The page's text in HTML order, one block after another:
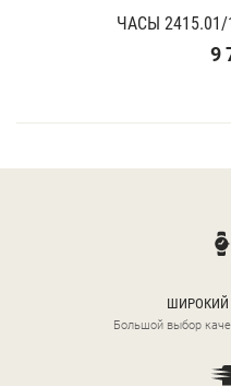
ЧАСЫ
9
ШИРОКИЙ
Большой выбор